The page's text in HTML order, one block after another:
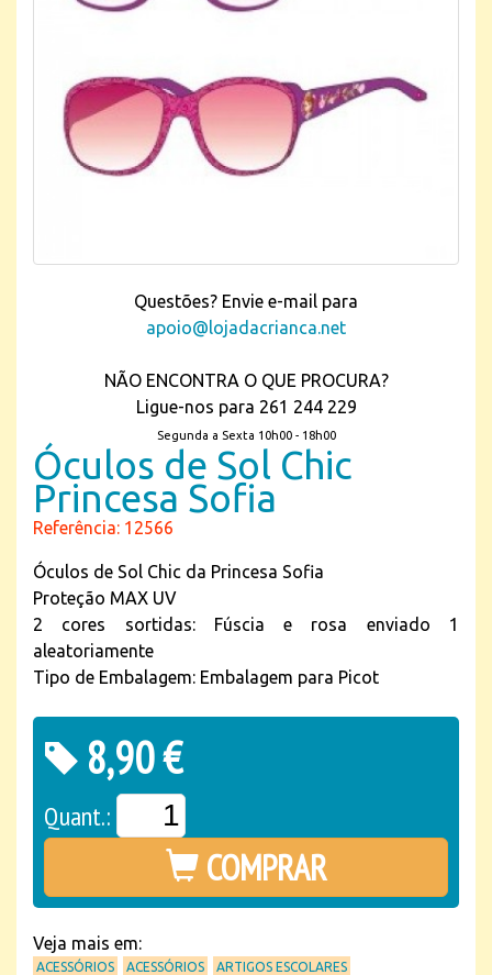
Questões? Envie e-mail para
apoio@lojadacrianca.net
NÃO ENCONTRA O QUE PROCURA?
Ligue-nos para 261 244 229
Segunda a Sexta 10h00 - 18h00
Óculos de Sol Chic
Princesa Sofia
Referência: 12566
Óculos de Sol Chic da Princesa Sofia
Proteção MAX UV
2 cores sortidas: Fúscia e rosa enviado 1
aleatoriamente
Tipo de Embalagem: Embalagem para Picot
8,90 €
Quant.:
COMPRAR
Veja mais em:
ACESSÓRIOS ACESSÓRIOS ARTIGOS ESCOLARES